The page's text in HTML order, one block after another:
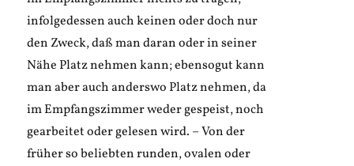
infolgedessen auch keinen oder doch nur
den Zweck, daß man daran oder in seiner
Nähe Platz nehmen kann; ebensogut kann
man aber auch anderswo Platz nehmen, da
im Empfangszimmer weder gespeist, noch
gearbeitet oder gelesen wird. – Von der
früher so beliebten runden, ovalen oder